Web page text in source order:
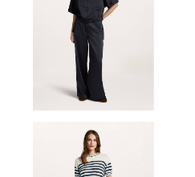
male
mode